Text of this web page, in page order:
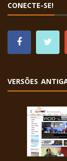
CONECTE-SE!
VERSÕES